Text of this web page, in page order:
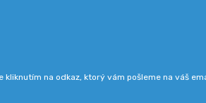
na odkaz, ktorý vám pošleme na váš